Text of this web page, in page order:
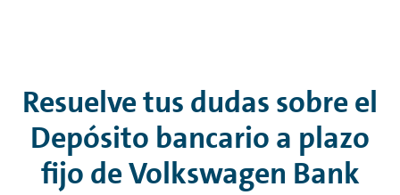
Resuelve tus dudas sobre el
Depósito bancario a plazo
fijo de Volkswagen Bank